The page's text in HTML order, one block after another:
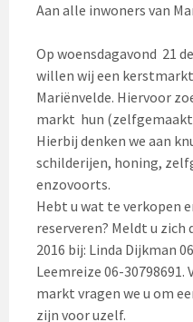
Aan alle inwoners van
Op woensdagavond 21
willen wij een
Mariënvelde. Hiervoor
markt hun
Hierbij denken we aan
schilderijen, honing,
enzovoorts.
Hebt u wat te verkopen
reserveren? Meldt u
2016 bij: Linda Dijkman
Leemreize 06-30798691.
markt vragen we u om
zijn voor uzelf.